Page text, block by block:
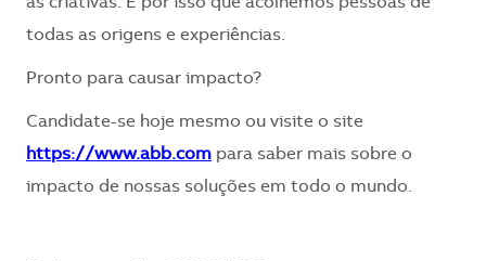
todas as origens e experiências.
Pronto para causar impacto?
Candidate-se hoje mesmo ou visite o site
https://www.abb.com para saber mais sobre o
impacto de nossas soluções em todo o mundo.